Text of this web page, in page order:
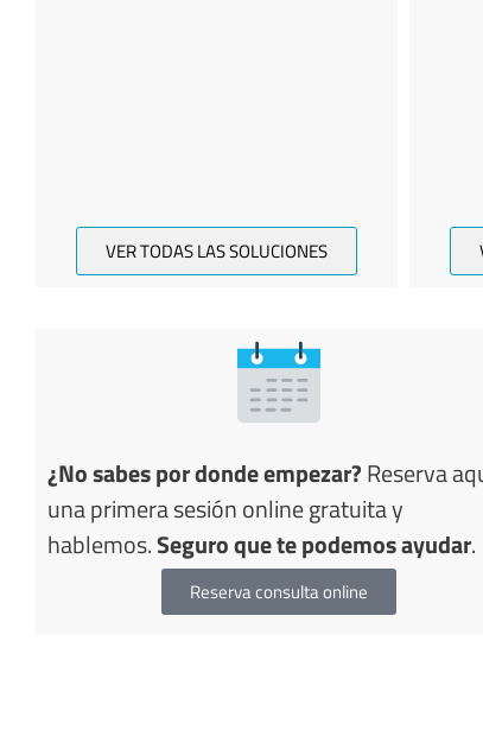
VER TODAS LAS SOLUCIONES
¿No sabes por donde empezar?Reserva
una primera sesión online gratuita y
hablemos.Seguro que te podemos ayudar.
Reserva consulta online